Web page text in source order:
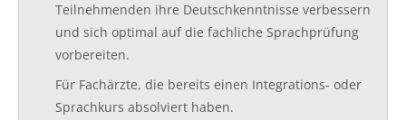
Teilnehmenden ihre Deutschkenntnisse verbessern
und sich optimal auf die fachliche Sprachprüfung
vorbereiten.
Für Fachärzte, die bereits einen Integrations- oder
Sprachkurs absolviert haben.